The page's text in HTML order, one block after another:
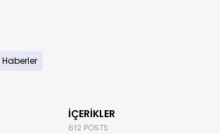
Haberler
İÇERIKLER
612 POSTS